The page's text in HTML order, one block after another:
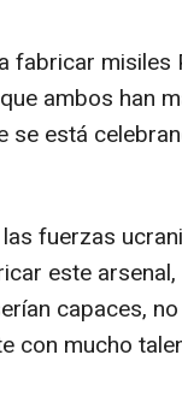
fabricar misiles
ambos han
se está
fuerzas
este
capaces,
con mucho